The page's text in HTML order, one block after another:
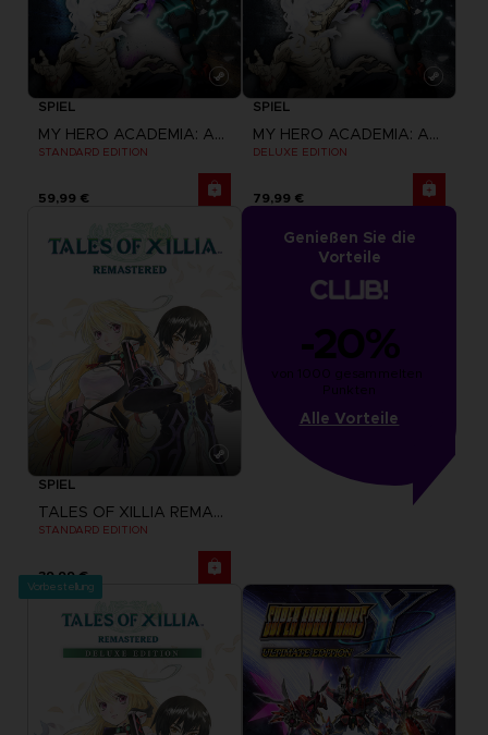
SPIEL
MY HERO ACADEMIA: ALL'S JUSTICE
STANDARD EDITION
59,99 €
SPIEL
MY HERO ACADEMIA: ALL'S JUSTICE
DELUXE EDITION
79,99 €
SPIEL
TALES OF XILLIA REMASTERED
STANDARD EDITION
39,99 €
Genießen Sie die
Vorteile
-20%
von 1000 gesammelten
Punkten
Alle Vorteile
Vorbestellung